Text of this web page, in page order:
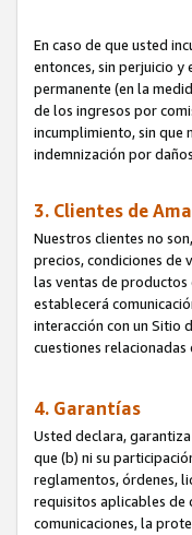
En caso de que usted
entonces, sin perjuicio
permanente (en la
de los ingresos por
incumplimiento, sin que
indemnización por
3. Clientes de
Nuestros clientes no
precios, condiciones de
las ventas de productos
establecerá
interacción con un Sitio
cuestiones relacionadas
4. Garantías
Usted declara,
que (b) ni su
reglamentos, órdenes,
requisitos aplicables de
comunicaciones, la